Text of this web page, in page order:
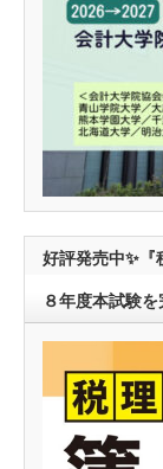
好評発売中✨
８年度本試験を